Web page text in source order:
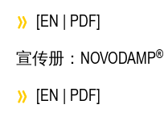
[EN | PDF]
宣传册：NOVODAMP®
[EN | PDF]